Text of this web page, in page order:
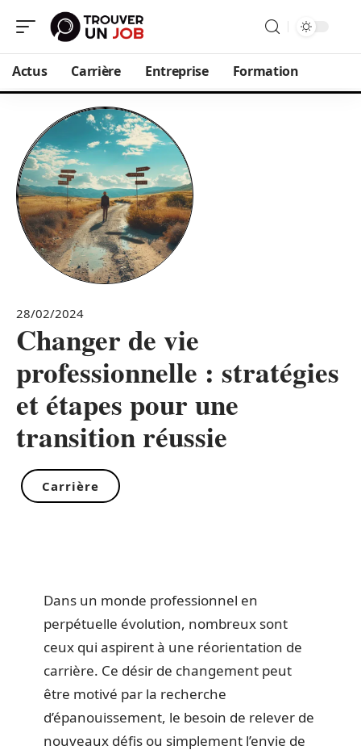
Actus Carrière Entreprise Formation
28/02/2024
Changer de vie
professionnelle : stratégies
et étapes pour une
transition réussie
Carrière
Dans un monde professionnel en
perpétuelle évolution, nombreux sont
ceux qui aspirent à une réorientation de
carrière. Ce désir de changement peut
être motivé par la recherche
d’épanouissement, le besoin de relever de
nouveaux défis ou simplement l’envie de